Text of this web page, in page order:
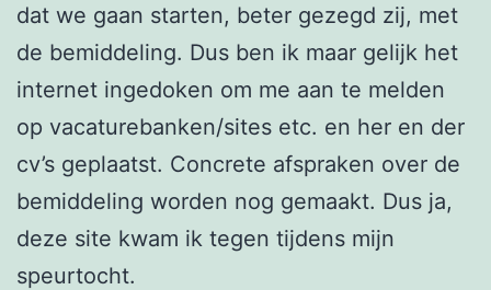
dat we gaan starten, beter gezegd zij, met
de bemiddeling. Dus ben ik maar gelijk het
internet ingedoken om me aan te melden
op vacaturebanken/sites etc. en her en der
cv’s geplaatst. Concrete afspraken over de
bemiddeling worden nog gemaakt. Dus ja,
deze site kwam ik tegen tijdens mijn
speurtocht.